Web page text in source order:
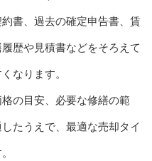
書、過去の確定申告書、賃
歴や見積書などをそろえて
なります。
の目安、必要な修繕の範
たうえで、最適な売却タイ